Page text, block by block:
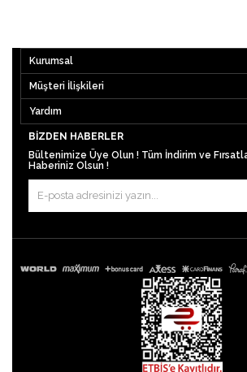
Kurumsal
Müşteri İlişkileri
Yardım
BIZDEN HABERLER
Bültenimize Üye Olun ! Tüm İndirim ve
Haberiniz Olsun !